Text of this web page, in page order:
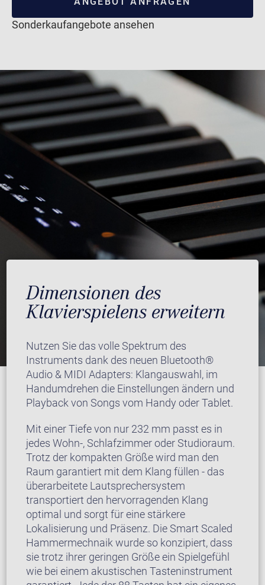
Sonderkaufangebote ansehen
Dimensionen des
Klavierspielens erweitern
Nutzen Sie das volle Spektrum des
Instruments dank des neuen Bluetooth®
Audio & MIDI Adapters: Klangauswahl, im
Handumdrehen die Einstellungen ändern und
Playback von Songs vom Handy oder Tablet.
Mit einer Tiefe von nur 232 mm passt es in
jedes Wohn-, Schlafzimmer oder Studioraum.
Trotz der kompakten Größe wird man den
Raum garantiert mit dem Klang füllen - das
überarbeitete Lautsprechersystem
transportiert den hervorragenden Klang
optimal und sorgt für eine stärkere
Lokalisierung und Präsenz. Die Smart Scaled
Hammermechnaik wurde so konzipiert, dass
sie trotz ihrer geringen Größe ein Spielgefühl
wie bei einem akustischen Tasteninstrument